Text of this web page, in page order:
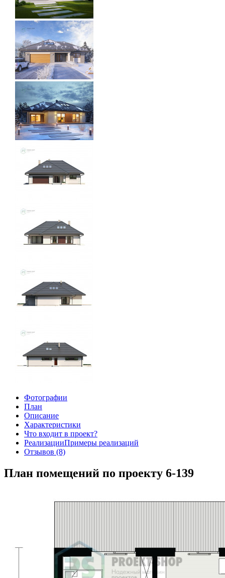
Фотографии
План
Описание
Характеристики
Что входит в проект?
РеализацииПримеры реализаций
Отзывов (8)
План помещений по проекту 6-139